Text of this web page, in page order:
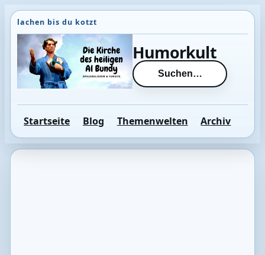
Direkt
zum
Inhalt
wechseln
Humorkult
Suchen…
Startseite Blog Themenwelten Archiv